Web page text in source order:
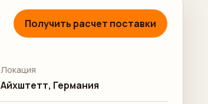
Получить расчет поставки
Локация
Айхштетт, Германия